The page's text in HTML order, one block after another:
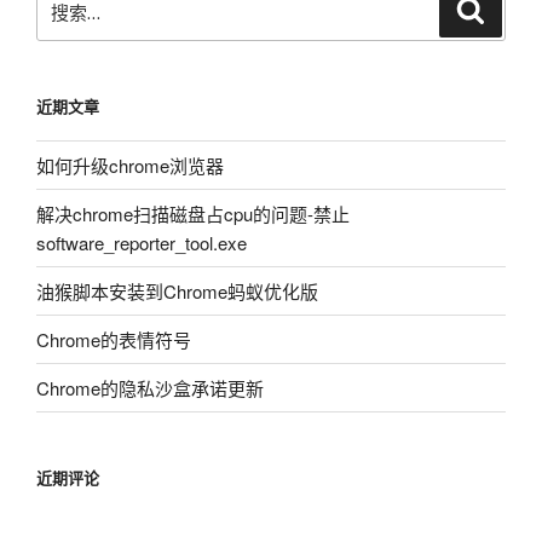
索：
近期文章
如何升级chrome浏览器
解决chrome扫描磁盘占cpu的问题-禁止
software_reporter_tool.exe
油猴脚本安装到Chrome蚂蚁优化版
Chrome的表情符号
Chrome的隐私沙盒承诺更新
近期评论